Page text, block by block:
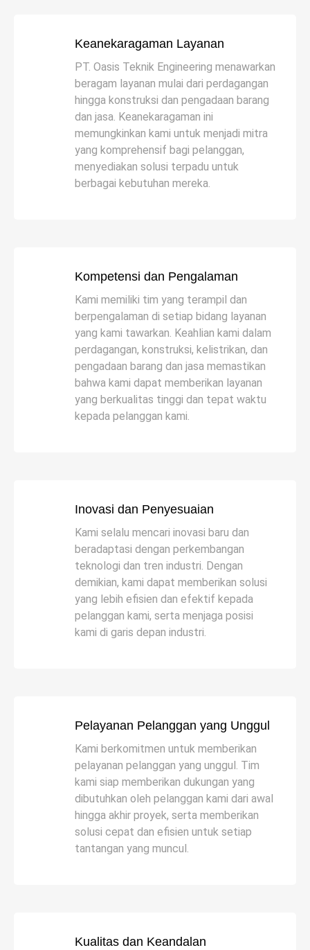
Keanekaragaman Layanan
PT. Oasis Teknik Engineering menawarkan
beragam layanan mulai dari perdagangan
hingga konstruksi dan pengadaan barang
dan jasa. Keanekaragaman ini
memungkinkan kami untuk menjadi mitra
yang komprehensif bagi pelanggan,
menyediakan solusi terpadu untuk
berbagai kebutuhan mereka.
Kompetensi dan Pengalaman
Kami memiliki tim yang terampil dan
berpengalaman di setiap bidang layanan
yang kami tawarkan. Keahlian kami dalam
perdagangan, konstruksi, kelistrikan, dan
pengadaan barang dan jasa memastikan
bahwa kami dapat memberikan layanan
yang berkualitas tinggi dan tepat waktu
kepada pelanggan kami.
Inovasi dan Penyesuaian
Kami selalu mencari inovasi baru dan
beradaptasi dengan perkembangan
teknologi dan tren industri. Dengan
demikian, kami dapat memberikan solusi
yang lebih efisien dan efektif kepada
pelanggan kami, serta menjaga posisi
kami di garis depan industri.
Pelayanan Pelanggan yang Unggul
Kami berkomitmen untuk memberikan
pelayanan pelanggan yang unggul. Tim
kami siap memberikan dukungan yang
dibutuhkan oleh pelanggan kami dari awal
hingga akhir proyek, serta memberikan
solusi cepat dan efisien untuk setiap
tantangan yang muncul.
Kualitas dan Keandalan